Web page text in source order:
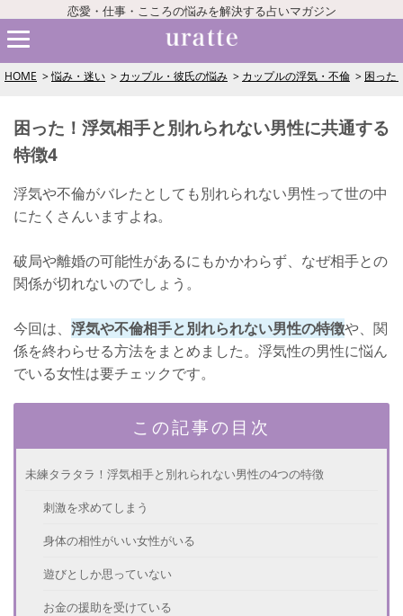
恋愛・仕事・こころの悩みを解決する占いマガジン
HOME 悩み・迷い カップル・彼氏の悩み カップルの浮気・不倫 困った
困った！浮気相手と別れられない男性に共通する
特徴4
浮気や不倫がバレたとしても別れられない男性って世の中
にたくさんいますよね。
破局や離婚の可能性があるにもかかわらず、なぜ相手との
関係が切れないのでしょう。
今回は、 浮気や不倫相手と別れられない男性の特徴や、関
係を終わらせる方法をまとめました。浮気性の男性に悩ん
でいる女性は要チェックです。
この記事の目次
未練タラタラ！浮気相手と別れられない男性の4つの特徴
刺激を求めてしまう
身体の相性がいい女性がいる
遊びとしか思っていない
お金の援助を受けている